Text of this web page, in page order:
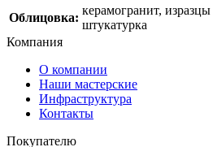
Облицовка:
керамогранит,
штукатурка
Компания
О компании
Наши мастерские
Инфраструктура
Контакты
Покупателю